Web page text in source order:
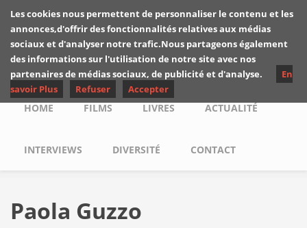
Skip to main content
Les critiques de
Yuyine
Main menu
HOME FILMS LIVRES ACTUALITÉ
INTERVIEWS DIVERSITÉ CONTACT
Paola Guzzo
Les cookies nous permettent de personnaliser le contenu et les
annonces,d'offrir des fonctionnalités relatives aux médias
sociaux et d'analyser notre trafic.Nous partageons également
des informations sur l'utilisation de notre site avec nos
partenaires de médias sociaux, de publicité et d'analyse.
En
savoir Plus
Refuser Accepter